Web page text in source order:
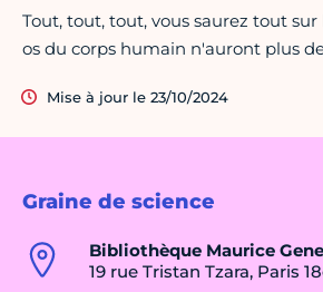
Graine de science
Bibliothèque Maurice
19 rue Tristan Tzara, Paris
Tout, tout, tout, vous saurez tout
os du corps humain n'auront plus
Mise à jour le 23/10/2024